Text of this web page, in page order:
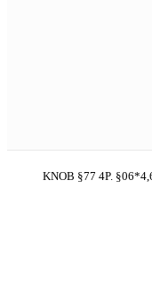
KNOB §77 4P.